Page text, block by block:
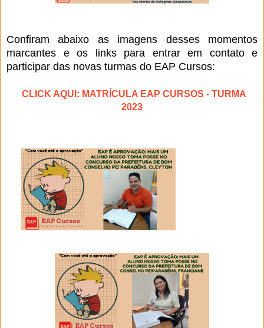
Confiram abaixo as imagens desses momentos
marcantes e os links para entrar em contato e
participar das novas turmas do EAP Cursos:
CLICK AQUI: MATRÍCULA EAP CURSOS - TURMA
2023